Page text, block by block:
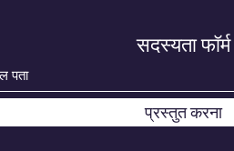
सदस्यता फॉर्म
प्रस्तुत करना